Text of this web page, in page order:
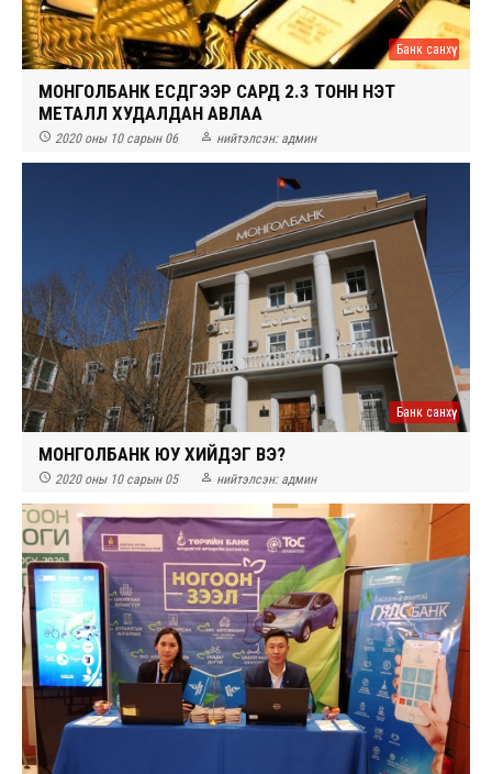
Банк санхүү
МОНГОЛБАНК ЕСДҮГЭЭР САРД 2.3 ТОНН ҮНЭТ
МЕТАЛЛ ХУДАЛДАН АВЛАА
 2020 оны 10 сарын 06  нийтэлсэн: админ
Банк санхүү
МОНГОЛБАНК ЮУ ХИЙДЭГ ВЭ?
 2020 оны 10 сарын 05  нийтэлсэн: админ